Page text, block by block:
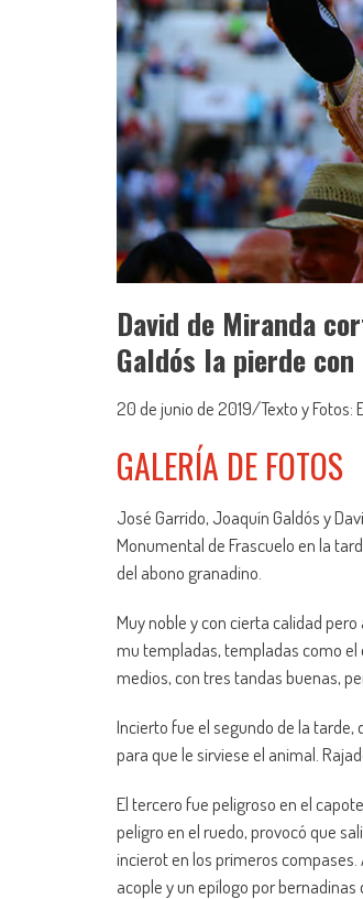
David de Miranda
Galdós la pierde
20 de junio de 2019/Texto y Fotos:
GALERÍA DE FOTOS
José Garrido, Joaquín Galdós y
Monumental de Frascuelo en la
del abono granadino.
Muy noble y con cierta calidad
mu templadas, templadas como el
medios, con tres tandas buenas,
Incierto fue el segundo de la
para que le sirviese el animal.
El tercero fue peligroso en el
peligro en el ruedo, provocó que
incierot en los primeros
acople y un epílogo por